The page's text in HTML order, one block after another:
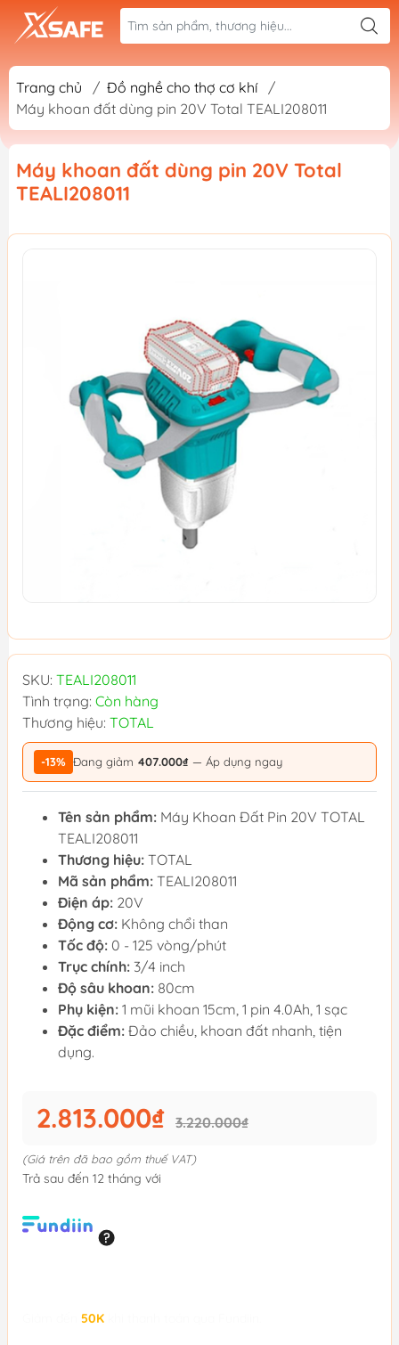
Trang chủ / Đồ nghề cho thợ cơ khí
/
Máy khoan đất dùng pin 20V Total TEALI208011
Máy khoan đất dùng pin 20V Total
TEALI208011
SKU: TEALI208011
Tình trạng: Còn hàng
Thương hiệu: TOTAL
-13% Đang giảm 407.000₫ — Áp dụng ngay
Tên sản phẩm: Máy Khoan Đất Pin 20V TOTAL
TEALI208011
Thương hiệu: TOTAL
Mã sản phẩm: TEALI208011
Điện áp: 20V
Động cơ: Không chổi than
Tốc độ: 0 - 125 vòng/phút
Trục chính: 3/4 inch
Độ sâu khoan: 80cm
Phụ kiện: 1 mũi khoan 15cm, 1 pin 4.0Ah, 1 sạc
Đặc điểm: Đảo chiều, khoan đất nhanh, tiện
dụng.
2.813.000₫ 3.220.000₫
(Giá trên đã bao gồm thuế VAT)
Trả sau đến 12 tháng với
50K